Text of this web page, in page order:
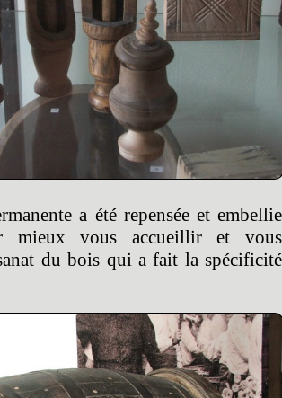
a été repensée et embellie
mieux vous accueillir et vous
du bois qui a fait la spécificité